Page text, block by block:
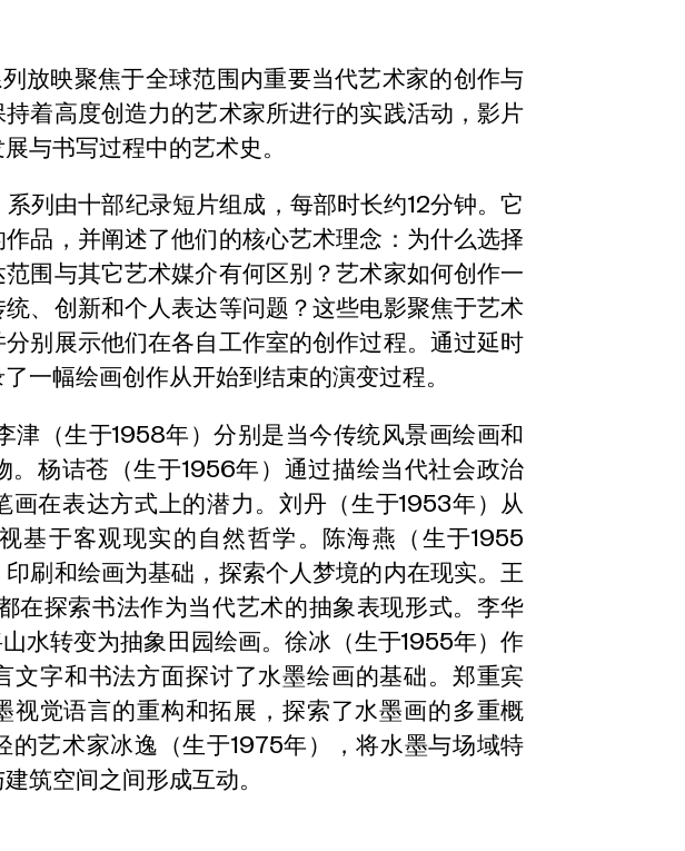
放映聚焦于全球范围内重要当代艺术家的创作与
着高度创造力的艺术家所进行的实践活动，影片
与书写过程中的艺术史。
系列由十部纪录短片组成，每部时长约12分钟。它
品，并阐述了他们的核心艺术理念：为什么选择
围与其它艺术媒介有何区别？艺术家如何创作一
、创新和个人表达等问题？这些电影聚焦于艺术
别展示他们在各自工作室的创作过程。通过延时
一幅绘画创作从开始到结束的演变过程。
津（生于1958年）分别是当今传统风景画绘画和
。杨诘苍（生于1956年）通过描绘当代社会政治
画在表达方式上的潜力。刘丹（生于1953年）从
基于客观现实的自然哲学。陈海燕（生于1955
刷和绘画为基础，探索个人梦境的内在现实。王
在探索书法作为当代艺术的抽象表现形式。李华
水转变为抽象田园绘画。徐冰（生于1955年）作
文字和书法方面探讨了水墨绘画的基础。郑重宾
视觉语言的重构和拓展，探索了水墨画的多重概
的艺术家冰逸（生于1975年），将水墨与场域特
筑空间之间形成互动。